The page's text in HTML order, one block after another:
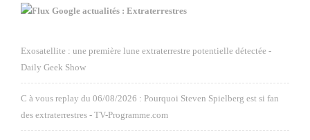
Google actualités : Extraterrestres
Exosatellite : une première lune extraterrestre potentielle détectée -
Daily Geek Show
C à vous replay du 06/08/2026 : Pourquoi Steven Spielberg est si fan
des extraterrestres - TV-Programme.com